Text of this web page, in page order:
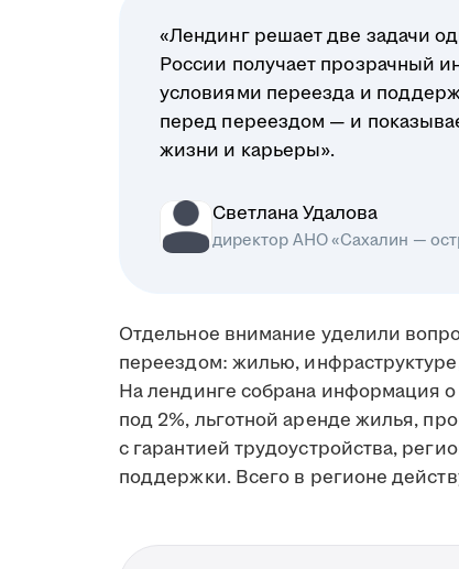
«Лендинг решает две задачи
России получает прозрачный
условиями переезда и
перед переездом — и
жизни и карьеры».
Светлана Удалова
директор АНО «Сахалин —
Отдельное внимание уделили
переездом: жилью,
На лендинге собрана информация
под 2%, льготной аренде жилья,
с гарантией трудоустройства,
поддержки. Всего в регионе